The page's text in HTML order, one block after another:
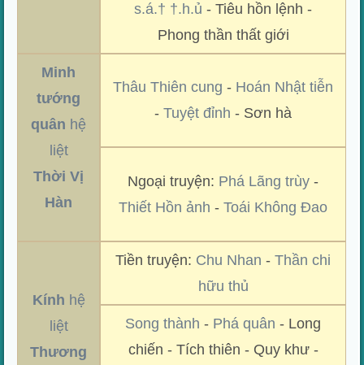
s.á.† †.h.ủ - Tiêu hồn lệnh -
Phong thần thất giới
Minh
tướng
quân hệ
liệt
Thời Vị
Hàn
Thâu Thiên cung - Hoán Nhật tiễn
-Tuyệt đỉnh - Sơn hà
Ngoại truyện: Phá Lãng trùy -
Thiết Hồn ảnh -Toái Không Đao
Kính hệ
liệt
Thương
Tiền truyện: Chu Nhan -Thần chi
hữu thủ
Song thành - Phá quân - Long
chiến - Tích thiên - Quy khư -